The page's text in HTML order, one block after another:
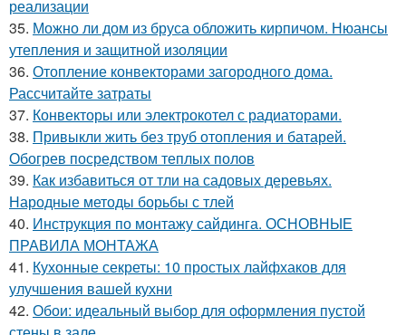
реализации
35. Можно ли дом из бруса обложить кирпичом. Нюансы
утепления и защитной изоляции
36. Отопление конвекторами загородного дома.
Рассчитайте затраты
37. Конвекторы или электрокотел с радиаторами.
38. Привыкли жить без труб отопления и батарей.
Обогрев посредством теплых полов
39. Как избавиться от тли на садовых деревьях.
Народные методы борьбы с тлей
40. Инструкция по монтажу сайдинга. ОСНОВНЫЕ
ПРАВИЛА МОНТАЖА
41. Кухонные секреты: 10 простых лайфхаков для
улучшения вашей кухни
42. Обои: идеальный выбор для оформления пустой